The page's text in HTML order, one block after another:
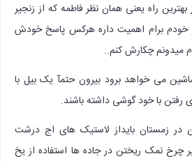
راه یعنی همان نظر فاطمه که از زنجیر
خودم برام اهمیت داره هرکس پاسخ خودش
میدونم چکارش کنم..
می خواهد برود بیرون حتمآ یک بیل با
در زمستان بایداز لاستیک های اج درشت
چرخ نمک ریختن در جاده ها استفاده از یخ